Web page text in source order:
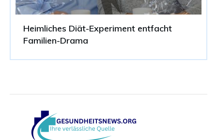
Heimliches Diät-Experiment entfacht
Familien-Drama